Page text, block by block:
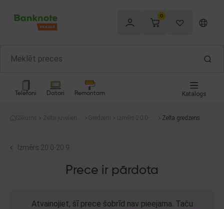
0
Telefoni Datori Remontam Katalogs
Sākums
Zelta juvelierizs
Gredzeni
Izmērs 20.0-2
Zelta gredzens
Izmērs 20.0-20.9
Prece ir pārdota
Atvainojiet, šī prece šobrīd nav pieejama. Taču